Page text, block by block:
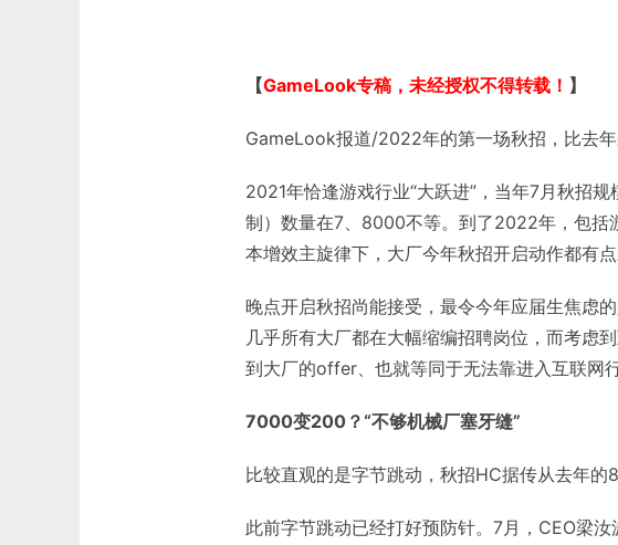
【GameLook专稿，未经授权不得转载！ 】
GameLook报道/2022年的第一场秋招，比去年
2021年恰逢游戏行业“大跃进”，当年7月秋招
制）数量在7、8000不等。到了2022年，包括
本增效主旋律下，大厂今年秋招开启动作都有
晚点开启秋招尚能接受，最令今年应届生焦虑
几乎所有大厂都在大幅缩编招聘岗位，而考虑
到大厂的offer、也就等同于无法靠进入互联网
7000变200？“不够机械厂塞牙缝”
比较直观的是字节跳动，秋招HC据传从去年的
此前字节跳动已经打好预防针。7月，CEO梁